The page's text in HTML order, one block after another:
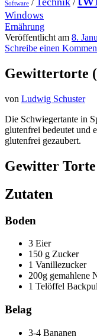
Software / /
Windows
Ernährung
Veröffentlicht am 8.
Schreibe einen
Gewittertorte
von Ludwig Schuster
Die Schwiegertante in
glutenfrei bedeutet und
glutenfrei gezaubert.
Gewitter Torte
Zutaten
Boden
3 Eier
150 g Zucker
1 Vanillezucker
200g gemahlene
1 Telöffel
Belag
3-4 Bananen